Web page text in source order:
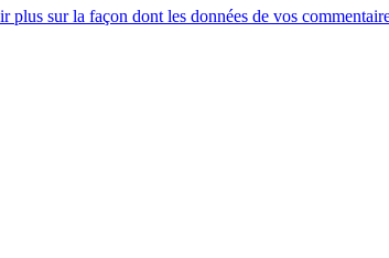
plus sur la façon dont les données de vos